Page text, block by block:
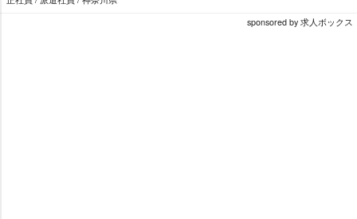
sponsored by 求人ボックス